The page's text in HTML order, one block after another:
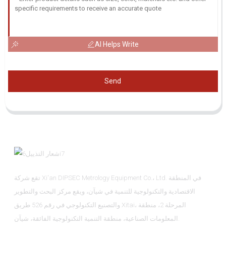
AI Helps Write
Send
تقع شركة Xi'an DIPSEC Metrology Equipment Co.، Ltd. في المنطقة
الاقتصادية والتكنولوجية للتنمية في شيآن، ويقع مركز البحث والتطوير
والتصنيع التكنولوجي في رقم 526 طريق Xitai، المرحلة 2، منطقة